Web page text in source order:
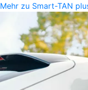
Mehr zu Smart-TAN